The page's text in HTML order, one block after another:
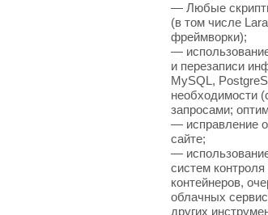
— Любые
(в том числе
фреймворки);
—
и перезаписи
MySQL,
необходимости
запросами;
— исправление
сайте;
—
систем
контейнеров,
облачных
других